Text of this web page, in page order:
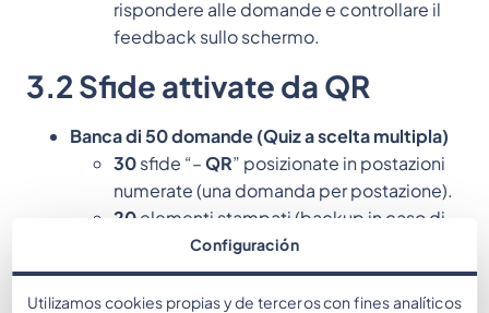
rispondere alle domande e controllare il
feedback sullo schermo.
3.2 Sfide attivate da QR
Banca di 50 domande (Quiz a scelta multipla)
30sfide “–QR” posizionate in postazioni
numerate (una domanda per postazione).
20elementi stampati (backup in caso di
guasto del segnale o del
Mini-giochi a tema
6sfide "Indovina la Parola" (pensiero
Configuración
Utilizamos cookies propias y de terceros con fines analíticos